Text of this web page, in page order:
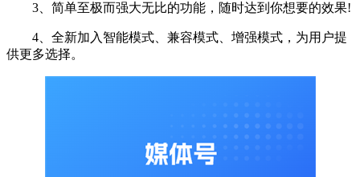
3、简单至极而强大无比的功能，随时达到你想要的效果!
4、全新加入智能模式、兼容模式、增强模式，为用户提
供更多选择。